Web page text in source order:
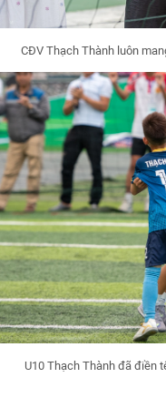
CĐV Thạch Thành luôn
U10 Thạch Thành đã điền